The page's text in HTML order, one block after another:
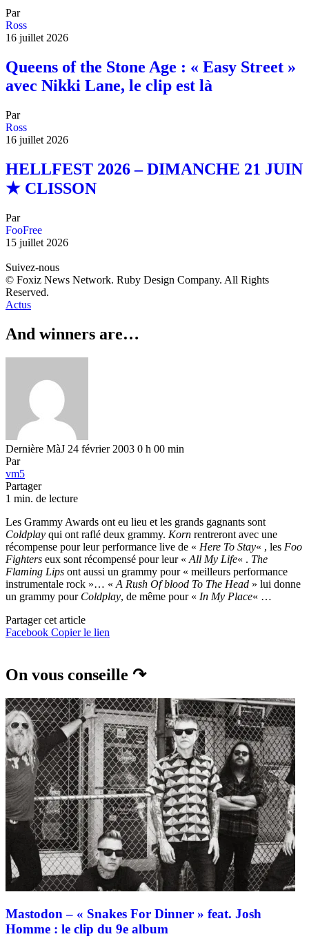
Par
Ross
16 juillet 2026
Queens of the Stone Age : « Easy Street »
avec Nikki Lane, le clip est là
Par
Ross
16 juillet 2026
HELLFEST 2026 – DIMANCHE 21 JUIN
★ CLISSON
Par
FooFree
15 juillet 2026
Suivez-nous
© Foxiz News Network. Ruby Design Company. All Rights
Reserved.
Actus
And winners are…
Dernière MàJ 24 février 2003 0 h 00 min
Par
vm5
Partager
1 min. de lecture
Les Grammy Awards ont eu lieu et les grands gagnants sont
Coldplay qui ont raflé deux grammy. Korn rentreront avec une
récompense pour leur performance live de « Here To Stay« , les Foo
Fighters eux sont récompensé pour leur « All My Life« . The
Flaming Lips ont aussi un grammy pour « meilleurs performance
instrumentale rock »… « A Rush Of blood To The Head » lui donne
un grammy pour Coldplay, de même pour « In My Place« …
Partager cet article
Facebook Copier le lien
On vous conseille ↷
Mastodon – « Snakes For Dinner » feat. Josh
Homme : le clip du 9e album